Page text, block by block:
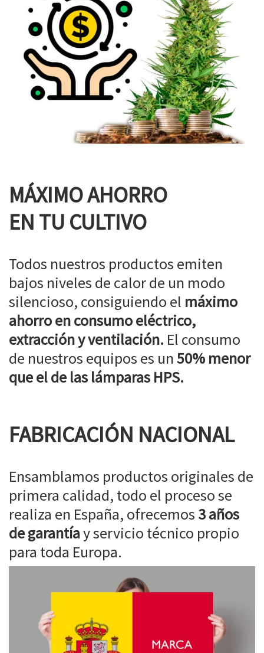
MÁXIMO AHORRO
EN TU CULTIVO
Todos nuestros productos emiten
bajos niveles de calor de un modo
silencioso, consiguiendo el máximo
ahorro en consumo eléctrico,
extracción y ventilación. El consumo
de nuestros equipos es un50% menor
que el de las lámparas HPS.
FABRICACIÓN NACIONAL
Ensamblamos productos originales de
primera calidad, todo el proceso se
realiza en España, ofrecemos 3 años
de garantíay servicio técnico propio
para toda Europa.